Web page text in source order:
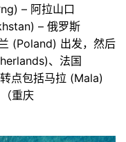
– 阿拉山口
– 俄罗斯
(Poland) 出发，然后
、法国
点包括马拉 (Mala)
重庆